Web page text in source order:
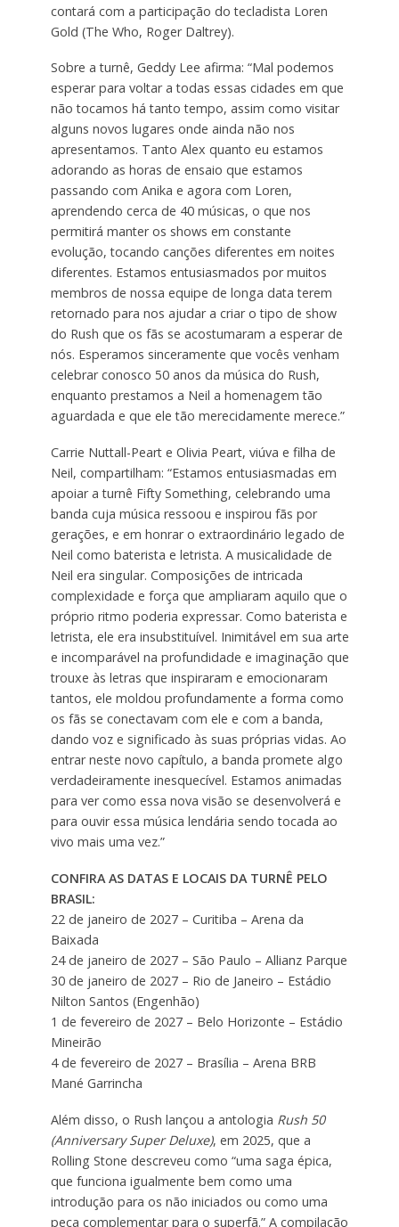
contará com a participação do tecladista Loren
Gold (The Who, Roger Daltrey).
Sobre a turnê, Geddy Lee afirma: “Mal podemos
esperar para voltar a todas essas cidades em que
não tocamos há tanto tempo, assim como visitar
alguns novos lugares onde ainda não nos
apresentamos. Tanto Alex quanto eu estamos
adorando as horas de ensaio que estamos
passando com Anika e agora com Loren,
aprendendo cerca de 40 músicas, o que nos
permitirá manter os shows em constante
evolução, tocando canções diferentes em noites
diferentes. Estamos entusiasmados por muitos
membros de nossa equipe de longa data terem
retornado para nos ajudar a criar o tipo de show
do Rush que os fãs se acostumaram a esperar de
nós. Esperamos sinceramente que vocês venham
celebrar conosco 50 anos da música do Rush,
enquanto prestamos a Neil a homenagem tão
aguardada e que ele tão merecidamente merece.”
Carrie Nuttall-Peart e Olivia Peart, viúva e filha de
Neil, compartilham: “Estamos entusiasmadas em
apoiar a turnê Fifty Something, celebrando uma
banda cuja música ressoou e inspirou fãs por
gerações, e em honrar o extraordinário legado de
Neil como baterista e letrista. A musicalidade de
Neil era singular. Composições de intricada
complexidade e força que ampliaram aquilo que o
próprio ritmo poderia expressar. Como baterista e
letrista, ele era insubstituível. Inimitável em sua arte
e incomparável na profundidade e imaginação que
trouxe às letras que inspiraram e emocionaram
tantos, ele moldou profundamente a forma como
os fãs se conectavam com ele e com a banda,
dando voz e significado às suas próprias vidas. Ao
entrar neste novo capítulo, a banda promete algo
verdadeiramente inesquecível. Estamos animadas
para ver como essa nova visão se desenvolverá e
para ouvir essa música lendária sendo tocada ao
vivo mais uma vez.”
CONFIRA AS DATAS E LOCAIS DA TURNÊ PELO
BRASIL:
22 de janeiro de 2027 – Curitiba – Arena da
Baixada
24 de janeiro de 2027 – São Paulo – Allianz Parque
30 de janeiro de 2027 – Rio de Janeiro – Estádio
Nilton Santos (Engenhão)
1 de fevereiro de 2027 – Belo Horizonte – Estádio
Mineirão
4 de fevereiro de 2027 – Brasília – Arena BRB
Mané Garrincha
Além disso, o Rush lançou a antologia Rush 50
(Anniversary Super Deluxe), em 2025, que a
Rolling Stone descreveu como “uma saga épica,
que funciona igualmente bem como uma
introdução para os não iniciados ou como uma
peça complementar para o superfã.” A compilação